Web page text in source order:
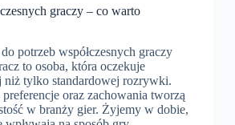
graczy – co warto
potrzeb współczesnych graczy
to osoba, która oczekuje
niż tylko standardowej rozrywki.
oraz zachowania tworzą
w branży gier. Żyjemy w dobie,